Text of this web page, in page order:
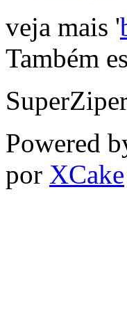
veja mais '
Também
Powered
por XCake